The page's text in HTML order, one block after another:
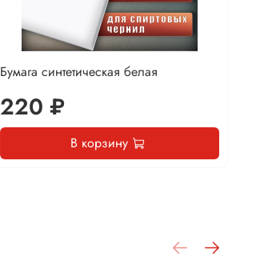
Бумага синтетическая белая
220 ₽
В корзину